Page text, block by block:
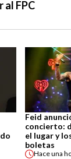
FPC
Feid
concierto:
el lugar y
boletas
Haceuna